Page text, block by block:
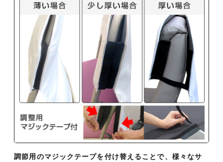
調節用のマジックテープを付け替えることで、様々なサ